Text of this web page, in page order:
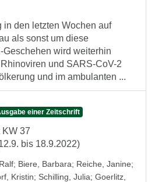
in den letzten Wochen auf
als sonst um diese
Geschehen wird weiterhin
und SARS-CoV-2
und im ambulanten ...
einer Zeitschrift
37
bis 18.9.2022)
; Biere, Barbara; Reiche, Janine;
Kristin; Schilling, Julia; Goerlitz,